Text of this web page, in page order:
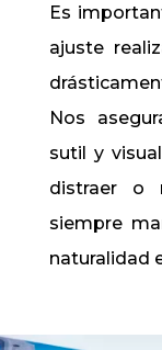
Es
ajuste
Nos
sutil y
distraer o
siempre
naturalidad